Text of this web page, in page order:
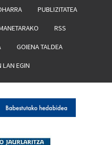
PUBLIZITATEA
RSS
GOIENA TALDEA
LAN EGIN